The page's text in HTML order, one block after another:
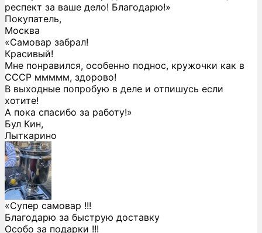
респект за ваше дело! Благодарю!»
Покупатель,
Москва
«Самовар забрал!
Красивый!
Мне понравился, особенно поднос, кружочки как в
СССР ммммм, здорово!
В выходные попробую в деле и отпишусь если
хотите!
А пока спасибо за работу!»
Бул Кин,
Лыткарино
«Супер самовар !!!
Благодарю за быструю доставку
Особо за подарки !!!